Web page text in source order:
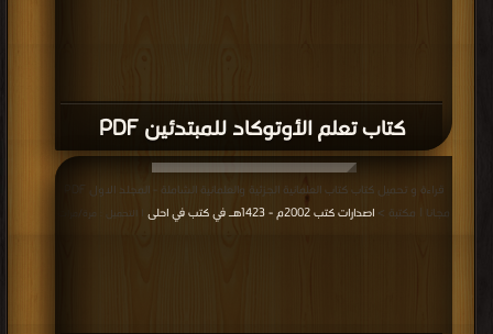
كتاب تعلم الأوتوكاد للمبتدئين PDF
مجانا | مكتبة >اصدارات كتب 2002م - 1423هـ في كتب في احلى | التحميل : مرة/مرات